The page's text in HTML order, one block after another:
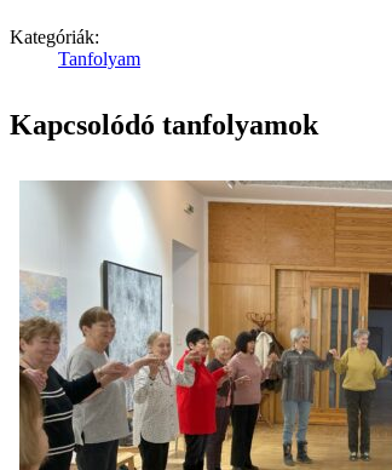
Kategóriák:
Tanfolyam
Kapcsolódó tanfolyamok